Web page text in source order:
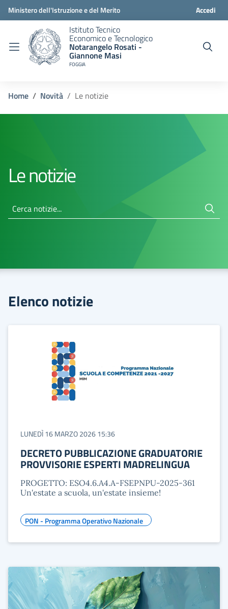
Ministero dell'Istruzione e del Merito Accedi
Istituto Tecnico
Economico e Tecnologico
Notarangelo Rosati -
Giannone Masi
FOGGIA
Home Novità Le notizie
Le notizie
Cerca notizie...
Elenco notizie
LUNEDÌ 16 MARZO 2026 15:36
DECRETO PUBBLICAZIONE GRADUATORIE
PROVVISORIE ESPERTI MADRELINGUA
PROGETTO: ESO4.6.A4.A-FSEPNPU-2025-361
Un'estate a scuola, un'estate insieme!
PON - Programma Operativo Nazionale